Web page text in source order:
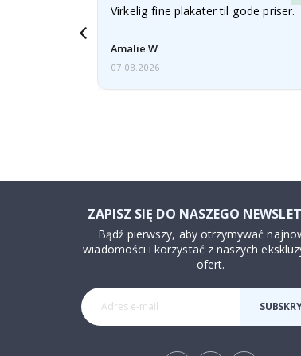
Virkelig fine plakater til gode priser.
Amalie W
07.08.2026
ZAPISZ SIĘ DO NASZEGO
Bądź pierwszy, aby otrzymywać
wiadomości i korzystać z naszych
ofert.